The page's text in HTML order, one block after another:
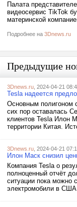
Палата
видеосервис TikTok
материнской
Подробнее на 3Dnews.ru
Предыдущие
3Dnews.ru , 2024-04-21
Tesla надеется
Основным полигоном
сих пор оставалась
клиентов Tesla Илон
территории Китая.
3Dnews.ru , 2024-04-21
Илон Маск снизил
Компания Tesla о
полноценный отчёт
ситуации пока можно
электромобили в США